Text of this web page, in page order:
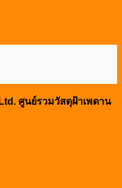
ศูนย์รวมวัสดุฝ้าเพดาน